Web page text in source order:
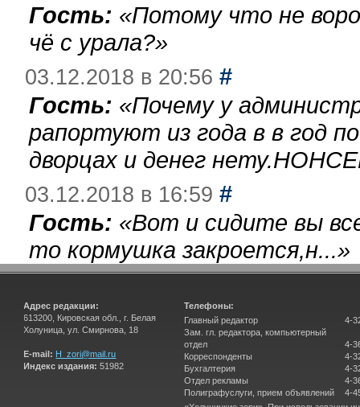
Гость: «Потому что не
чё с урала?»
03.12.2018 в 20:56 #
Гость: «Почему у
рапортуют из года в в год
дворцах и денег
03.12.2018 в 16:59 #
Гость: «Вот и сидите вы
то кормушка закроется,н...»
Адрес редакции:
613200, Кировская обл., г. Белая
Холуница, ул. Смирнова, 18
E-mail: H_zori@mail.ru
Индекс издания: 51982
Телефоны:
Главный редактор
Зам. гл. редактора, компьютерный
отдел
Корреспонденты
Бухгалтерия
Отдел рекламы
Полиграфуслуги, прием объявлений
4-
4-
4-
4-
4-
4-